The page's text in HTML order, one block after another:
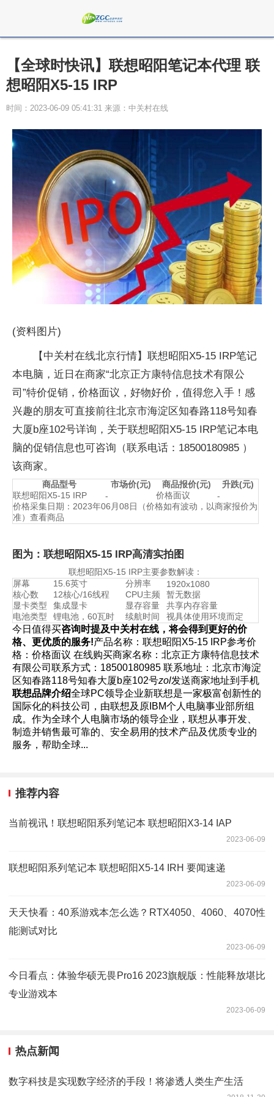
【全球时快讯】联想昭阳笔记本代理 联
想昭阳X5-15 IRP
时间：2023-06-09 05:41:31 来源：中关村在线
(资料图片)
【中关村在线北京行情】联想昭阳X5-15 IRP笔记
本电脑，近日在商家“北京正方康特信息技术有限公
司”特价促销，价格面议，好物好价，值得您入手！感
兴趣的朋友可直接前往北京市海淀区知春路118号知春
大厦b座102号详询，关于联想昭阳X5-15 IRP笔记本电
脑的促销信息也可咨询（联系电话：18500180985 ）
该商家。
商品型号 市场价(元) 商品报价(元)
升跌(元)
联想昭阳X5-15 IRP
- 价格面议
-
价格采集日期：2023年06月08日（价格如有波动，以商家报价为
准）查看商品
图为：联想昭阳X5-15 IRP高清实拍图
联想昭阳X5-15 IRP主要参数解读：
屏幕
15.6英寸 分辨率
1920x1080
核心数
12核心/16线程 CPU主频
暂无数据
显卡类型
集成显卡 显存容量
共享内存容量
电池类型
锂电池，60瓦时 续航时间 视具体使用环境而定
今日值得买咨询时提及中关村在线，将会得到更好的价
格、更优质的服务!产品名称： 联想昭阳X5-15 IRP参考价
格： 价格面议 在线购买商家名称： 北京正方康特信息技术
有限公司 联系方式： 18500180985 联系地址： 北京市海淀
区知春路118号知春大厦b座102号zol发送商家地址到手机
联想品牌介绍全球PC领导企业新联想是一家极富创新性的
国际化的科技公司，由联想及原IBM个人电脑事业部所组
成。作为全球个人电脑市场的领导企业，联想从事开发、
制造并销售最可靠的、安全易用的技术产品及优质专业的
服务，帮助全球...
推荐内容
当前视讯！联想昭阳系列笔记本 联想昭阳X3-14 IAP
2023-06-09
联想昭阳系列笔记本 联想昭阳X5-14 IRH 要闻速递
2023-06-09
天天快看：40系游戏本怎么选？RTX4050、4060、4070性
能测试对比
2023-06-09
今日看点：体验华硕无畏Pro16 2023旗舰版：性能释放堪比
专业游戏本
2023-06-09
热点新闻
数字科技是实现数字经济的手段！将渗透人类生产生活